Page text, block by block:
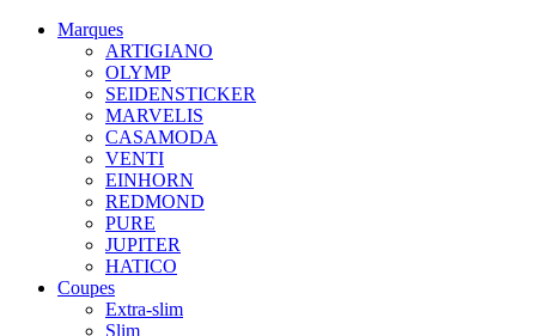
Marques
ARTIGIANO
OLYMP
SEIDENSTICKER
MARVELIS
CASAMODA
VENTI
EINHORN
REDMOND
PURE
JUPITER
HATICO
Coupes
Extra-slim
Slim